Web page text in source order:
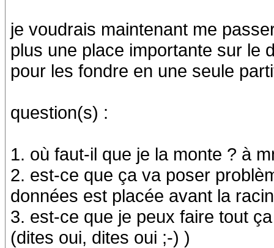
je voudrais maintenant me
plus une place importante sur le
pour les fondre en une seule
question(s) :
1. où faut-il que je la monte ? à
2. est-ce que ça va poser
données est placée avant la
3. est-ce que je peux faire tout
(dites oui, dites oui ;-) )